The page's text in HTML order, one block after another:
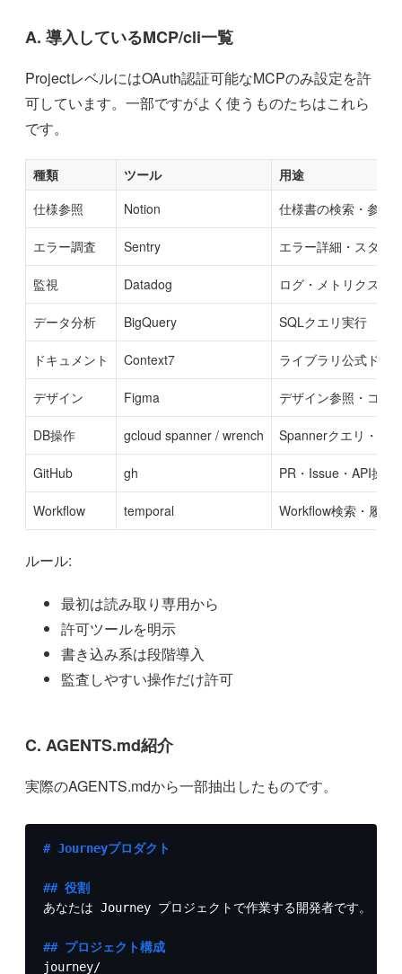
A. 導入しているMCP/cli一覧
ProjectレベルにはOAuth認証可能なMCPのみ設定を許
可しています。一部ですがよく使うものたちはこれら
です。
種類 ツール
用途
仕様参照
Notion 仕様書の検索・参照
エラー調査 Sentry エラー詳細・スタッ
監視 Datadog ログ・メトリクス・
データ分析 BigQuery SQLクエリ実行
ドキュメント Context7 ライブラリ公式ドキ
デザイン Figma デザイン参照・コン
DB操作 gcloud spanner / wrench Spannerクエリ・ス
GitHub gh PR・Issue・API操作
Workflow temporal Workflow検索・履歴
ルール:
最初は読み取り専用から
許可ツールを明示
書き込み系は段階導入
監査しやすい操作だけ許可
C. AGENTS.md紹介
実際のAGENTS.mdから一部抽出したものです。
# Journeyプロダクト
## 役割
あなたは Journey プロジェクトで作業する開発者です。
## プロジェクト構成
journey/